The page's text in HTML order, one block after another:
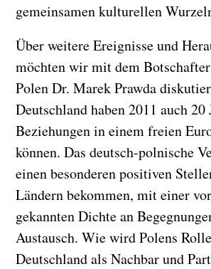
gemeinsamen kulturellen
Über weitere Ereignisse und
möchten wir mit dem
Polen Dr. Marek Prawda
Deutschland haben 2011 auch 20
Beziehungen in einem freien
können. Das deutsch-polnische
einen besonderen positiven
Ländern bekommen, mit einer
gekannten Dichte an
Austausch. Wie wird Polens
Deutschland als Nachbar und